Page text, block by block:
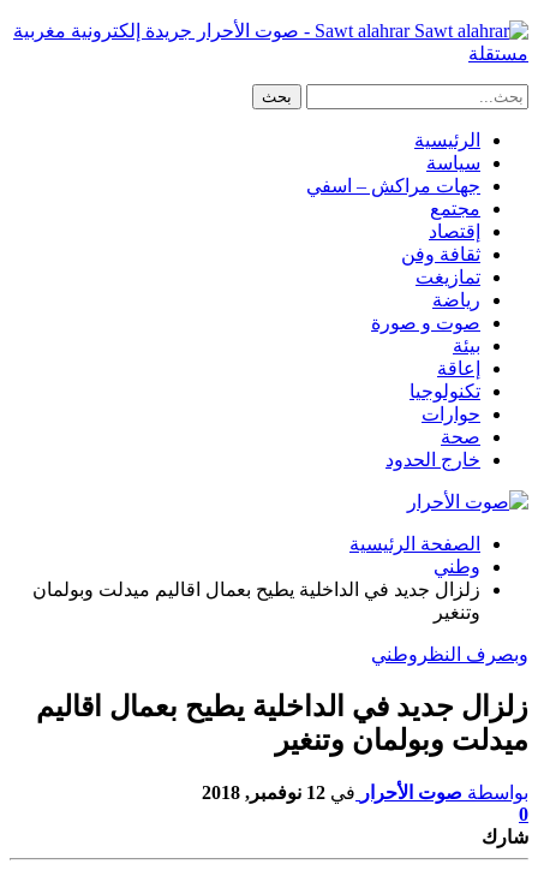
Sawt alahrar - صوت الأحرار جريدة إلكترونية مغربية
مستقلة
الرئيسية
سياسة
جهات مراكش – اسفي
مجتمع
إقتصاد
ثقافة وفن
تمازيغت
رياضة
صوت و صورة
بيئة
إعاقة
تكنولوجيا
حوارات
صحة
خارج الحدود
الصفحة الرئيسية
وطني
زلزال جديد في الداخلية يطيح بعمال اقاليم ميدلت وبولمان
وتنغير
وبصرف النظر وطني
زلزال جديد في الداخلية يطيح بعمال اقاليم
ميدلت وبولمان وتنغير
بواسطة صوت الأحرار في 12 نوفمبر, 2018
0
شارك